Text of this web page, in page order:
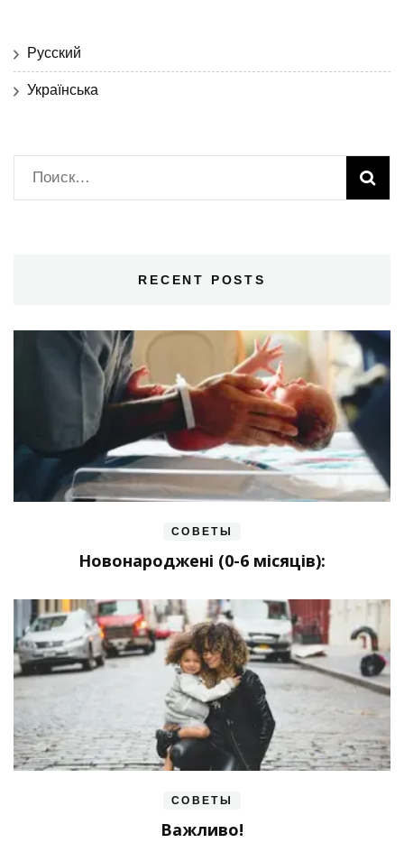
Русский
Українська
Найти:
RECENT POSTS
СОВЕТЫ
Новонароджені (0-6 місяців):
СОВЕТЫ
Важливо!